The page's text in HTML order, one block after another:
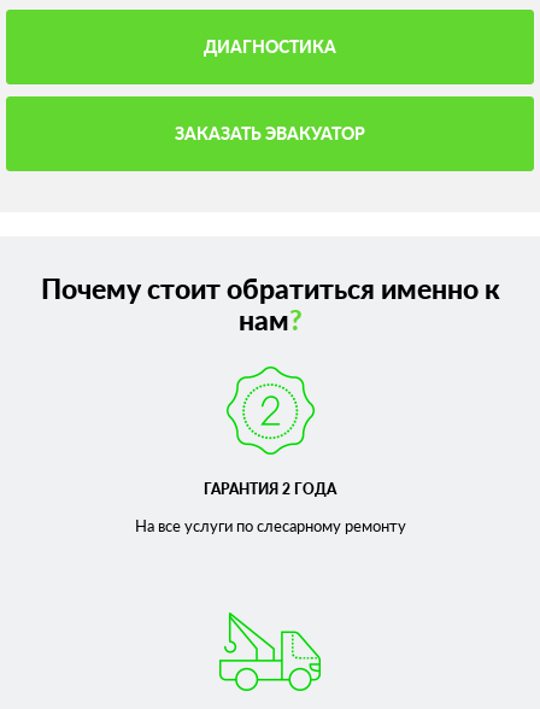
ДИАГНОСТИКА
ЗАКАЗАТЬ ЭВАКУАТОР
Почему стоит обратиться именно к
нам?
ГАРАНТИЯ 2 ГОДА
На все услуги по слесарномуремонту